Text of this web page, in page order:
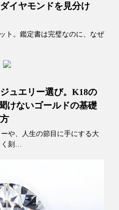
イヤモンドを見分け
ト。鑑定書は完璧なのに、なぜ
ュエリー選び。K18の
けないゴールドの基礎
や、人生の節目に手にする大
刻…